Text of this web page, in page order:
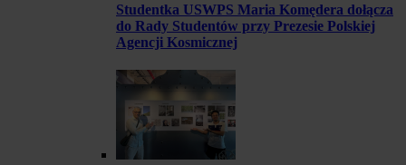
Studentka USWPS Maria Komędera dołącza
do Rady Studentów przy Prezesie Polskiej
Agencji Kosmicznej